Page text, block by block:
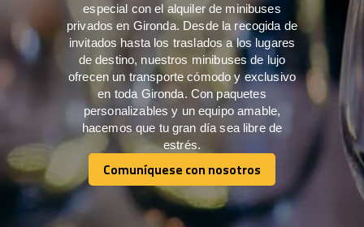
especial con el alquiler de minibuses
privados en Gironda. Desde la recogida de
invitados hasta los traslados a los lugares
de destino, nuestros minibuses de lujo
ofrecen un transporte cómodo y exclusivo
en toda Gironda. Con paquetes
personalizables y un equipo amable,
hacemos que tu gran día sea libre de
estrés.
Comuníquese con nosotros
Comuníquese con nosotros